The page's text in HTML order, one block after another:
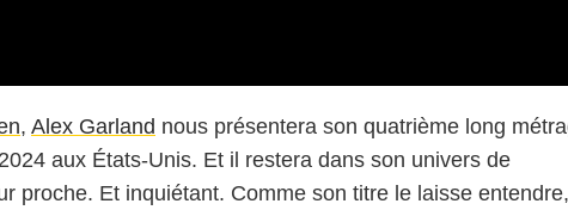
, Alex Garland nous présentera son quatrième long
aux États-Unis. Et il restera dans son univers de
proche. Et inquiétant. Comme son titre le laisse entendre,